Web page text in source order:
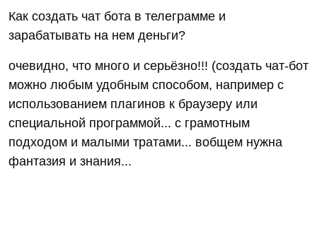
Как создать чат бота в телеграмме и
зарабатывать на нем деньги?
очевидно, что много и серьёзно!!! (создать чат-бот
можно любым удобным способом, например с
использованием плагинов к браузеру или
специальной программой... с грамотным
подходом и малыми тратами... вобщем нужна
фантазия и знания...